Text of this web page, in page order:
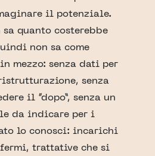
il potenziale.
quanto costerebbe
non sa come
mezzo: senza dati per
senza
il “dopo”, senza un
da indicare per i
lo conosci: incarichi
trattative che si